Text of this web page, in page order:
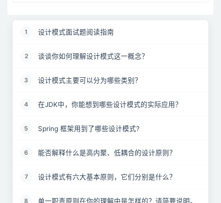
1 设计模式面试题阅读指南
2 谈谈你如何理解设计模式这一概念？
3 设计模式主要可以分为哪些类别？
4 在JDK中，你能想到哪些设计模式的实际应用？
5 Spring 框架用到了哪些设计模式?
6 能否解释什么是高内聚、低耦合的设计原则？
7 设计模式有六大基本原则，它们分别是什么？
8 单一职责原则在你的理解中是怎样的？请简要说明。